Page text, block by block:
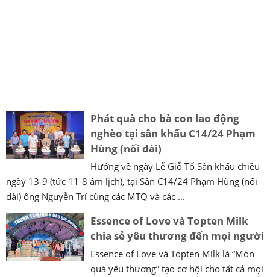
Phát quà cho bà con lao động
nghèo tại sân khấu C14/24 Phạm
Hùng (nối dài)
Hướng về ngày Lễ Giỗ Tổ Sân khấu chiều
ngày 13-9 (tức 11-8 âm lịch), tại Sân C14/24 Phạm Hùng (nối
dài) ông Nguyễn Trí cùng các MTQ và các ...
Essence of Love và Topten Milk
chia sẻ yêu thương đến mọi người
Essence of Love và Topten Milk là “Món
quà yêu thương” tạo cơ hội cho tất cả mọi